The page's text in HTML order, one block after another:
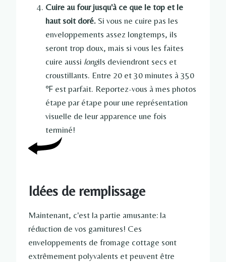
Cuire au four jusqu'à ce que le top et le
haut soit doré. Si vous ne cuire pas les
enveloppements assez longtemps, ils
seront trop doux, mais si vous les faites
cuire aussi longils deviendront secs et
croustillants. Entre 20 et 30 minutes à 350
℉ est parfait. Reportez-vous à mes photos
étape par étape pour une représentation
visuelle de leur apparence une fois
terminé!
Idées de remplissage
Maintenant, c'est la partie amusante: la
réduction de vos garnitures! Ces
enveloppements de fromage cottage sont
extrêmement polyvalents et peuvent être